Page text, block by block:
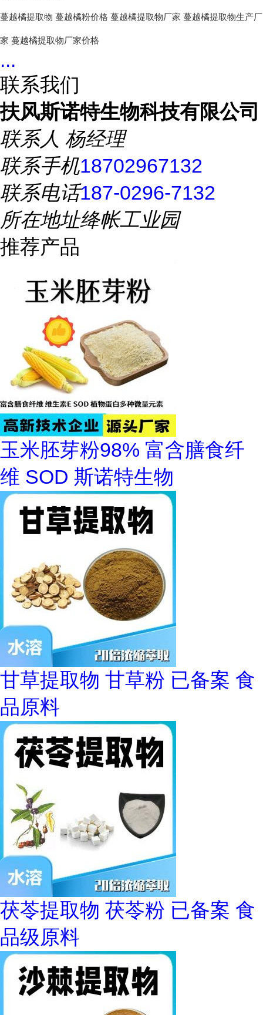
蔓越橘提取物 蔓越橘粉价格 蔓越橘提取物厂家 蔓越橘提取物生产厂
家 蔓越橘提取物厂家价格
...
联系我们
扶风斯诺特生物科技有限公司
联系人 杨经理
联系手机18702967132
联系电话187-0296-7132
所在地址绛帐工业园
推荐产品
玉米胚芽粉98% 富含膳食纤
维 SOD 斯诺特生物
甘草提取物 甘草粉 已备案 食
品原料
茯苓提取物 茯苓粉 已备案 食
品级原料